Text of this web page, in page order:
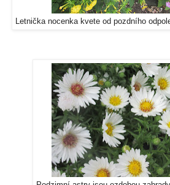
Letnička nocenka kvete od pozdního